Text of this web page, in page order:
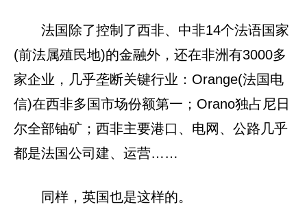
法国除了控制了西非、中非14个法语国家
(前法属殖民地)的金融外，还在非洲有3000多
家企业，几乎垄断关键行业：Orange(法国电
信)在西非多国市场份额第一；Orano独占尼日
尔全部铀矿；西非主要港口、电网、公路几乎
都是法国公司建、运营……
同样，英国也是这样的。